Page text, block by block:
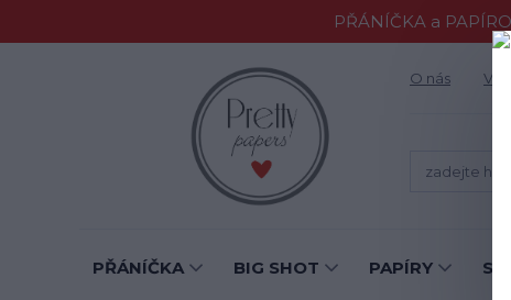
PŘÁNÍČKA a
O nás
PŘÁNÍČKA BIG SHOT PAPÍRY